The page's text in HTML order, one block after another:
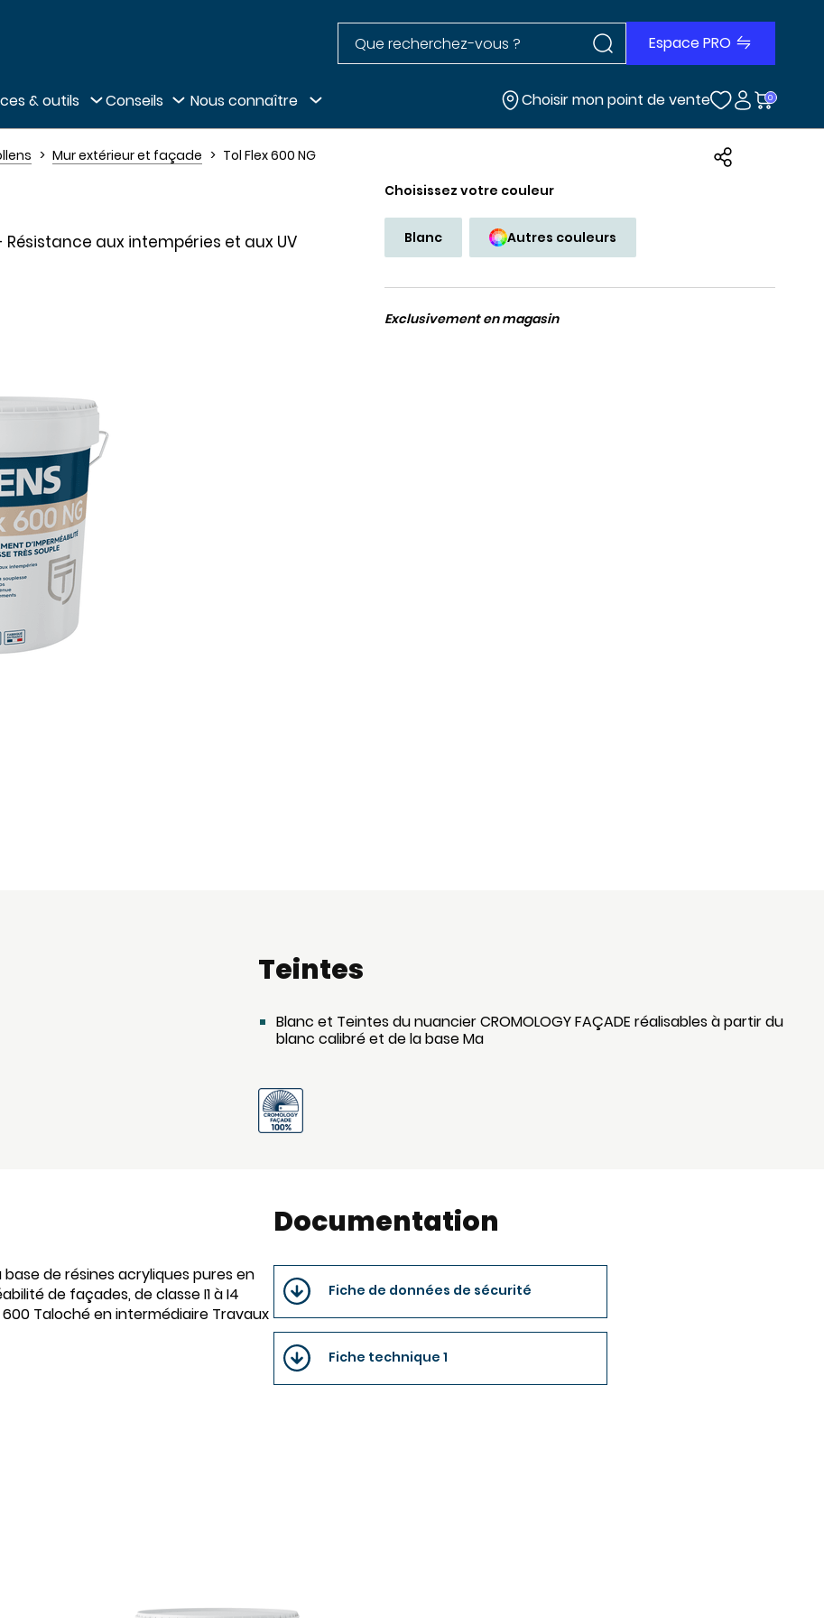
de page Rechercher dans le site Rechercher dans le site
Espace PRO
& outils Conseils Nous connaître Choisir mon point de vente 0
Mur extérieur et façade Tol Flex 600 NG
aux intempéries et aux UV
Choisissez votre couleur
Blanc Autres couleurs
Exclusivement en magasin
Teintes
Blanc et Teintes du nuancier CROMOLOGY FAÇADE réalisables à partir du
blanc calibré et de la base Ma
de résines acryliques pures en
de façades, de classe I1 à I4
600 Taloché en intermédiaire Travaux
Documentation
Fiche de données de sécurité
Fiche technique 1